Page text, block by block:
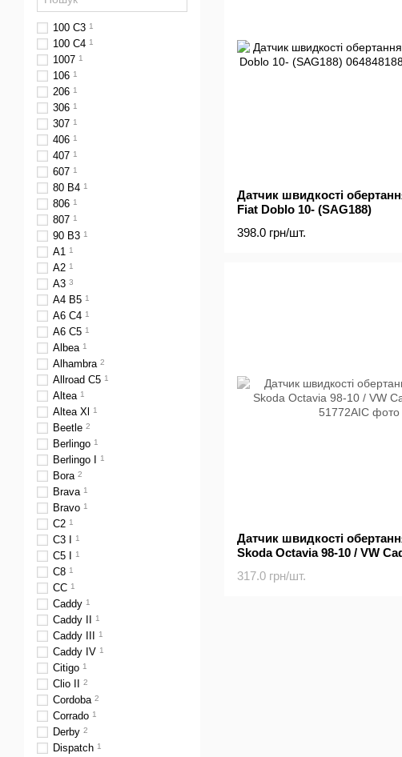
Датчик швидкості
Fiat Doblo 10- (SAG188)
398.0 грн/шт.
Датчик швидкості
Skoda Octavia 98-10 / VW
317.0 грн/шт.
100 C3 1
100 C4 1
1007 1
106 1
206 1
306 1
307 1
406 1
407 1
607 1
80 B4 1
806 1
807 1
90 B3 1
A1 1
A2 1
A3 3
A4 B5 1
A6 C4 1
A6 C5 1
Albea 1
Alhambra 2
Allroad C5 1
Altea 1
Altea Xl 1
Beetle 2
Berlingo 1
Berlingo I 1
Bora 2
Brava 1
Bravo 1
C2 1
C3 I 1
C5 I 1
C8 1
CC 1
Caddy 1
Caddy II 1
Caddy III 1
Caddy IV 1
Citigo 1
Clio II 2
Cordoba 2
Corrado 1
Derby 2
Dispatch 1